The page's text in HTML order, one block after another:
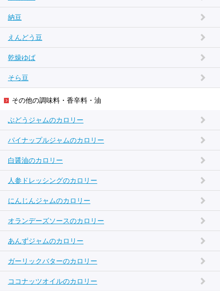
納豆
えんどう豆
乾燥ゆば
そら豆
その他の調味料・香辛料・油
ぶどうジャムのカロリー
パイナップルジャムのカロリー
白醤油のカロリー
人参ドレッシングのカロリー
にんじんジャムのカロリー
オランデーズソースのカロリー
あんずジャムのカロリー
ガーリックバターのカロリー
ココナッツオイルのカロリー